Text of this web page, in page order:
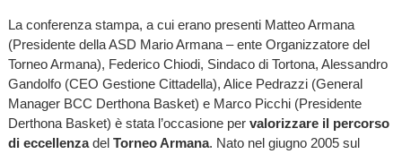
La conferenza stampa, a cui erano presenti Matteo Armana
(Presidente della ASD Mario Armana – ente Organizzatore del
Torneo Armana), Federico Chiodi, Sindaco di Tortona, Alessandro
Gandolfo (CEO Gestione Cittadella), Alice Pedrazzi (General
Manager BCC Derthona Basket) e Marco Picchi (Presidente
Derthona Basket) è stata l’occasione per valorizzare il percorso
di eccellenzadel Torneo Armana. Nato nel giugno 2005 sul